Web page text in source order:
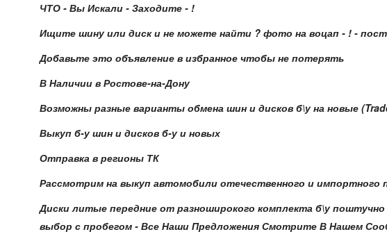
ЧТО - Вы Искали - Заходите - !
Ищите шину или диск и не можете найти ? фото на воцап - ! -
Добавьте это объявление в избранное чтобы не потерять
В Наличии в Ростове-на-Дону
Возможны разные варианты обмена шин и дисков б\у на новые
Выкуп б-у шин и дисков б-у и новых
Отправка в регионы ТК
Рассмотрим на выкуп автомобили отечественного и
Диски литые передние от разноширокого комплекта б\у
выбор с пробегом - Все Наши Предложения Смотрите В Нашем